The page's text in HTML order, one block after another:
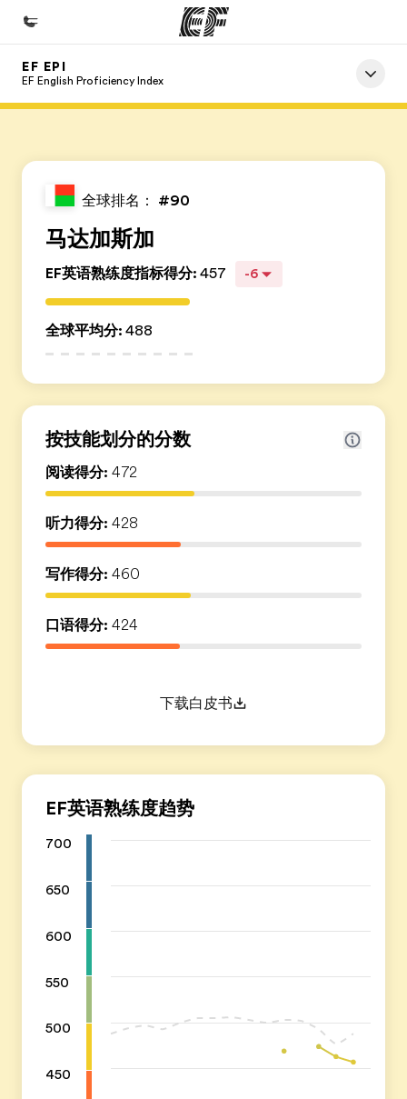
首页
查找您附近的办公室
关于我们
职业发展
加入我们
EF EPI
EF English Proficiency Index
全球排名： #90
马达加斯加
EF英语熟练度指标得分: 457 -6
全球平均分: 488
按技能划分的分数
阅读得分: 472
听力得分: 428
写作得分: 460
口语得分: 424
下载白皮书
EF英语熟练度趋势
700
650
600
550
500
450